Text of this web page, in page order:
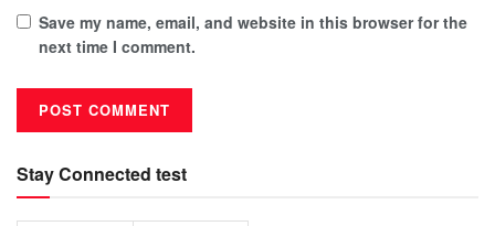
Save my name, email, and website in this browser for the
next time I comment.
Stay Connected test